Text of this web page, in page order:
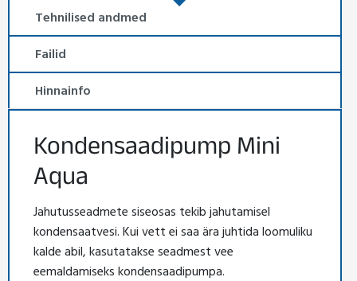
Tehnilised andmed
Failid
Hinnainfo
Kondensaadipump Mini
Aqua
Jahutusseadmete siseosas tekib jahutamisel
kondensaatvesi. Kui vett ei saa ära juhtida loomuliku
kalde abil, kasutatakse seadmest vee
eemaldamiseks kondensaadipumpa.